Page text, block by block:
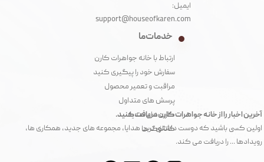
آخرین اخبار را از خانه جواهرات کارن دریافت کنید.
اولین کسی باشید که دوست داشتنی ترین هدایا، مجموعه های جدید، همکاری ها،
رویدادها ... را دریافت می کند.
ایمیل:
support@houseofkaren.com
خدمات ما
ارتباط با خانه جواهرات کارن
سفارش خود را پیگیری کنید
مراقبت و تعمیر محصول
پرسش های متداول
کارت های هدیه
کاتالوگ ها